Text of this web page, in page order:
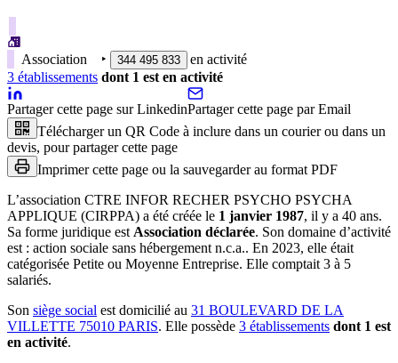
Association ‣ 344 495 833
en activité
3 établissements dont 1 est en activité
Partager cette page sur LinkedinPartager cette page par Email
Télécharger un QR Code à inclure dans un courier ou dans un
devis, pour partager cette page
Imprimer cette page ou la sauvegarder au format PDF
L’association CTRE INFOR RECHER PSYCHO PSYCHA
APPLIQUE (CIRPPA) a été créée le 1 janvier 1987, il y a 40 ans.
Sa forme juridique est Association déclarée. Son domaine d’activité
est : action sociale sans hébergement n.c.a.. En 2023, elle était
catégorisée Petite ou Moyenne Entreprise. Elle comptait 3 à 5
salariés.
Son siège social est domicilié au 31 BOULEVARD DE LA
VILLETTE 75010 PARIS. Elle possède 3 établissements dont 1 est
en activité.